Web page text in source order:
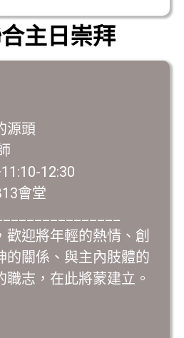
主日崇拜
源頭
12:30
會堂
歡迎將年輕的熱情、創
的關係、與主內肢體的
志，在此將蒙建立。